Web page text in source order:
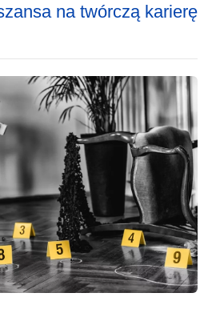
na twórczą karierę